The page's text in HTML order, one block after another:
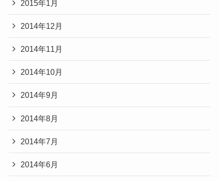
2015年1月
2014年12月
2014年11月
2014年10月
2014年9月
2014年8月
2014年7月
2014年6月